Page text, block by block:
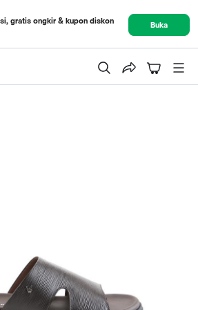
gratis ongkir & kupon diskon
Buka